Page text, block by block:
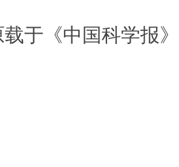
载于《中国科学报